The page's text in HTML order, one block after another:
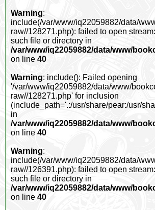
Warning:
include(/var/www/iq22059882/data/
raw//128271.php): failed to open
such file or directory in
/var/www/iq22059882/data/www/
on line 40
Warning: include(): Failed opening
'/var/www/iq22059882/data/www/
raw//128271.php' for inclusion
(include_path='.:/usr/share/pear:/usr/
in
/var/www/iq22059882/data/www/
on line 40
Warning:
include(/var/www/iq22059882/data/
raw//126391.php): failed to open
such file or directory in
/var/www/iq22059882/data/www/
on line 40